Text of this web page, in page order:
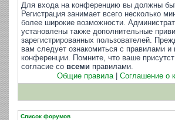
Для входа на конференцию вы должны
Регистрация занимает всего несколько
более широкие возможности.
установлены также дополнительные
зарегистрированных пользователей.
вам следует ознакомиться с правилами и
конференции. Помните, что ваше
согласие со всеми правилами.
Общие правила| Соглашение о
Список форумов